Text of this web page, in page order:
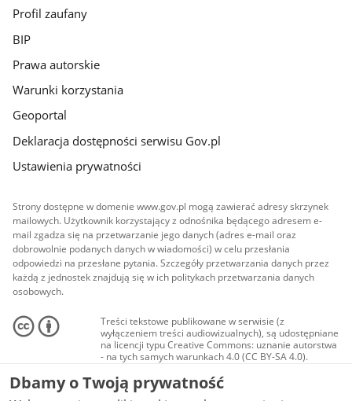
Profil zaufany
BIP
Prawa autorskie
Warunki korzystania
Geoportal
Deklaracja dostępności serwisu Gov.pl
Ustawienia prywatności
Strony dostępne w domenie www.gov.pl mogą zawierać adresy skrzynek
mailowych. Użytkownik korzystający z odnośnika będącego adresem e-
mail zgadza się na przetwarzanie jego danych (adres e-mail oraz
dobrowolnie podanych danych w wiadomości) w celu przesłania
odpowiedzi na przesłane pytania. Szczegóły przetwarzania danych przez
każdą z jednostek znajdują się w ich politykach przetwarzania danych
osobowych.
Treści tekstowe publikowane w serwisie (z
wyłączeniem treści audiowizualnych), są udostępniane
na licencji typu Creative Commons: uznanie autorstwa
- na tych samych warunkach 4.0 (CC BY-SA 4.0).
Materiały audiowizualne, w tym zdjęcia, materiały
audio i wideo, są udostępniane na licencji typu
Creative Commons: uznanie autorstwa użycie
Dbamy o Twoją prywatność